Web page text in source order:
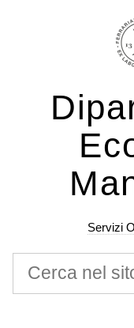
navigazione
Servizi